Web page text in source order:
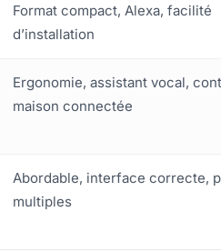
Format compact, Alexa, facilité
d’installation
Ergonomie, assistant vocal,
maison connectée
Abordable, interface correcte,
multiples